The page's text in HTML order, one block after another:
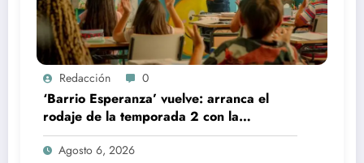
Redacción 0
‘Barrio Esperanza’ vuelve: arranca el
rodaje de la temporada 2 con la
incorporación de María Castro
Agosto 6, 2026